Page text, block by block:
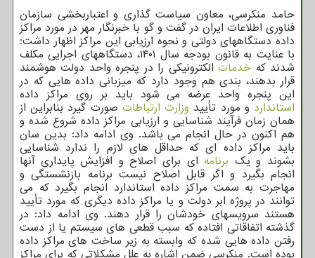
حامد منکرسی، معاون سیاست گذاری و اعتباربخشی سازمان
فناوری اطلاعات ایران در گفت و گو با خبرنگار مهر در مورد مراکز
داده دستگاههای دولتی و نحوه ارزیابی این مراکز اظهار داشت:
با عنایت به قانون بودجه سال ۱۴۰۱، دستگاههای اجرایی مکلف
شدند که خدماتالکترونیکی را در پنجره واحد دولت هوشمند
قرار بدهند، بندی هم وجود دارد که میزبانی داده هایی که در
این پنجره واحد عرضه می شود باید بر روی مراکز داده
استاندارد و مورد تأیید وزارت ارتباطات صورت گیرد بنابراین از
همان زمان فرآیند شناسایی و ارزیابی مراکز داده شروع شده و
هم اکنون در حال انجام می باشد. وی ادامه داد: بدین سان
باید مراکز داده ای که حداقل های لازم را ندارد شناسایی
بشوند و یک برنامه ای برای اصلاح و افزایش پایداری آنها
انجام بگیرد و اگر قابل اصلاح نیست برنامه بازنشستگی و
مهاجرت به سمت مراکز داده استاندارد انجام بگیرد که می
توانند در پروژه ابر دولت و یا مراکز داده دیگری که مورد تأیید
هستند سرویسهای خودشان را قرار دهند. وی ادامه داد: در
گذشته اتفاقاتی افتاده که سبب قطعی های سیستم یا از دست
رفتن داده هایی شده که وابسته به زیر ساخت های مراکز داده
بوده است. منکرسی ضمن اشاره به علل مشکلاتی که برای مراکز